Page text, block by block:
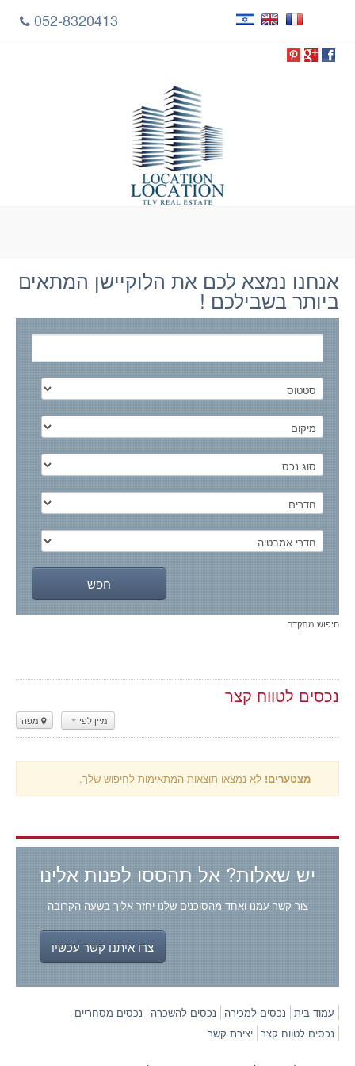
052-8320413
אנחנו נמצא לכם את הלוקיישן המתאים
ביותר בשבילכם !
חיפוש מתקדם
נכסים לטווח קצר
מפה מיין לפי
מצטערים! לא נמצאו תוצאות המתאימות לחיפוש שלך.
יש שאלות? אל תהססו לפנות אלינו
צור קשר עמנו ואחד מהסוכנים שלנו יחזר אליך בשעה הקרובה
צרו איתנו קשר עכשיו
עמוד בית נכסים למכירה נכסים להשכרה
נכסים מסחריים
נכסים לטווח קצר יצירת קשר